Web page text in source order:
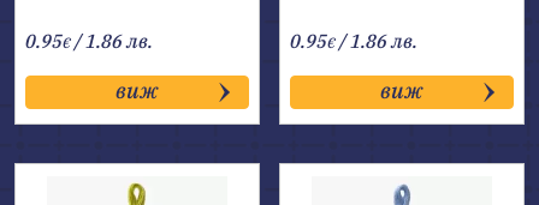
0.95€ / 1.86 лв.
виж
0.95€ / 1.86 лв.
виж